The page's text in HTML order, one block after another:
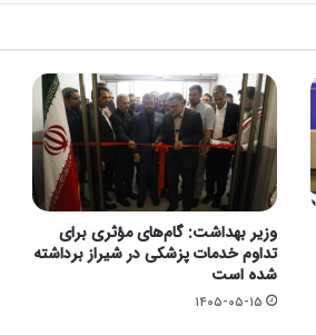
وزیر بهداشت: گام‌های مؤثری برای
تداوم خدمات پزشکی در شیراز برداشته
شده است
۱۴۰۵-۰۵-۱۵